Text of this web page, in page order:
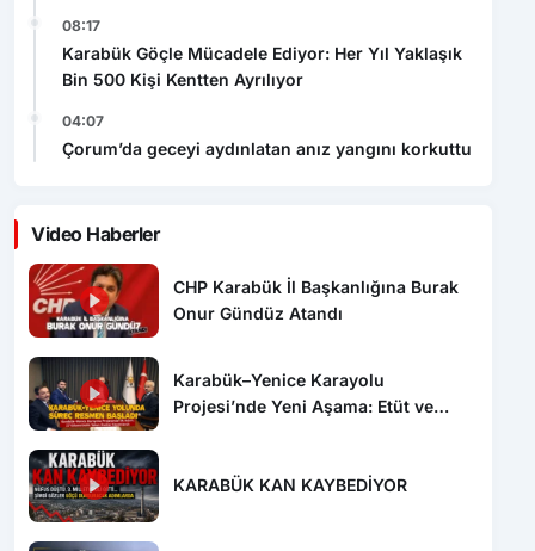
08:17
Karabük Göçle Mücadele Ediyor: Her Yıl Yaklaşık
Bin 500 Kişi Kentten Ayrılıyor
04:07
Çorum’da geceyi aydınlatan anız yangını korkuttu
Video Haberler
CHP Karabük İl Başkanlığına Burak
Onur Gündüz Atandı
Karabük–Yenice Karayolu
Projesi’nde Yeni Aşama: Etüt ve
KARABÜK KAN KAYBEDİYOR